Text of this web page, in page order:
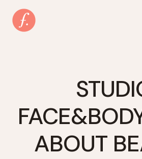
Inhalt
springen
ABOUT